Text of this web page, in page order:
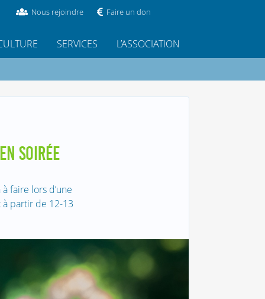
Nous rejoindre Faire un don
SERVICES L’ASSOCIATION
SOIRÉE
faire lors d’une
à partir de 12-13